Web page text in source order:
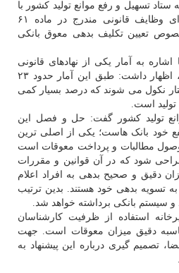
ستاد تسهیل و رفع موانع تولید کشور با
موضوع بررسی روش اجرای وظایف قانونی مندرج در ماده ۶۱
خصوص تعیین تکلیف بدهی معوق بانکی
به آمار یکی از نهادهای قانونی
درباره نکول تسهیلات بانکی، اظهار داشت: طبق این آمار حدود ۲۳
نکول می شوند که درصد بسیار کمی
است.
تولید کشور گفت: حل و فصل این
خود بانک هاست؛ یکی از اصلی ترین
مطالبات و پرداخت معوقات است
شود که در آن قوانین و مقررات
دقیق و صحیح بدهی به افراد اعلام
به تسویه بدهی خود هستند. بدین ترتیب
و سیستم بانکی برداشته خواهد شد.
استفاده از ظرفیت کارشناسان
دقیق میزان معوقات است. جهت
تصمیم گیری درباره این پیشنهاد به